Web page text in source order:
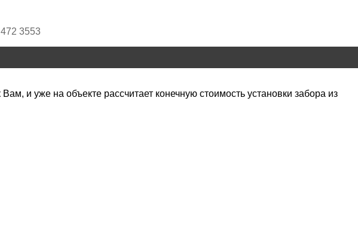
3553
и уже на объекте рассчитает конечную стоимость установки забора из